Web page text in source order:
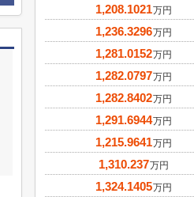
1,208.1021万円
1,236.3296万円
1,281.0152万円
1,282.0797万円
1,282.8402万円
1,291.6944万円
1,215.9641万円
1,310.237万円
1,324.1405万円